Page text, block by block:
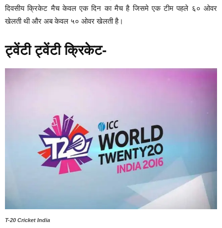
दिवसीय क्रिकेट मैच केवल एक दिन का मैच है जिसमे एक टीम पहले ६० ओवर
खेलती थी और अब केवल ५० ओवर खेलती है।
ट्वेंटी ट्वेंटी क्रिकेट-
T-20 Cricket India